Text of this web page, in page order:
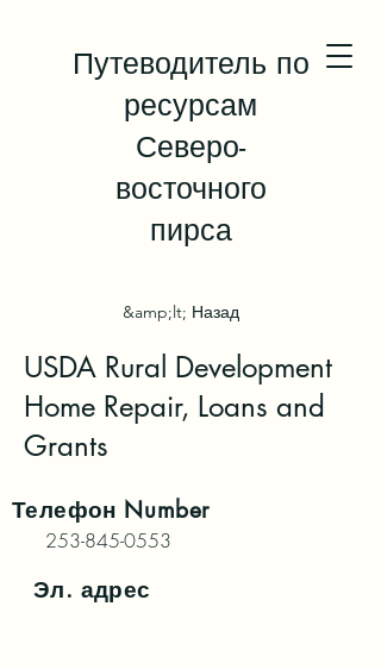
Путеводитель по
ресурсам
Северо-
восточного
пирса
&amp;lt; Назад
USDA Rural Development
Home Repair, Loans and
Grants
Телефон Number
253-845-0553
Эл. адрес